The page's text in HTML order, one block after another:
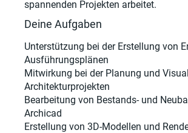
spannenden Projekten arbeitet.
Deine Aufgaben
Unterstützung bei der Erstellung von
Ausführungsplänen
Mitwirkung bei der Planung und
Architekturprojekten
Bearbeitung von Bestands- und
Archicad
Erstellung von 3D-Modellen und